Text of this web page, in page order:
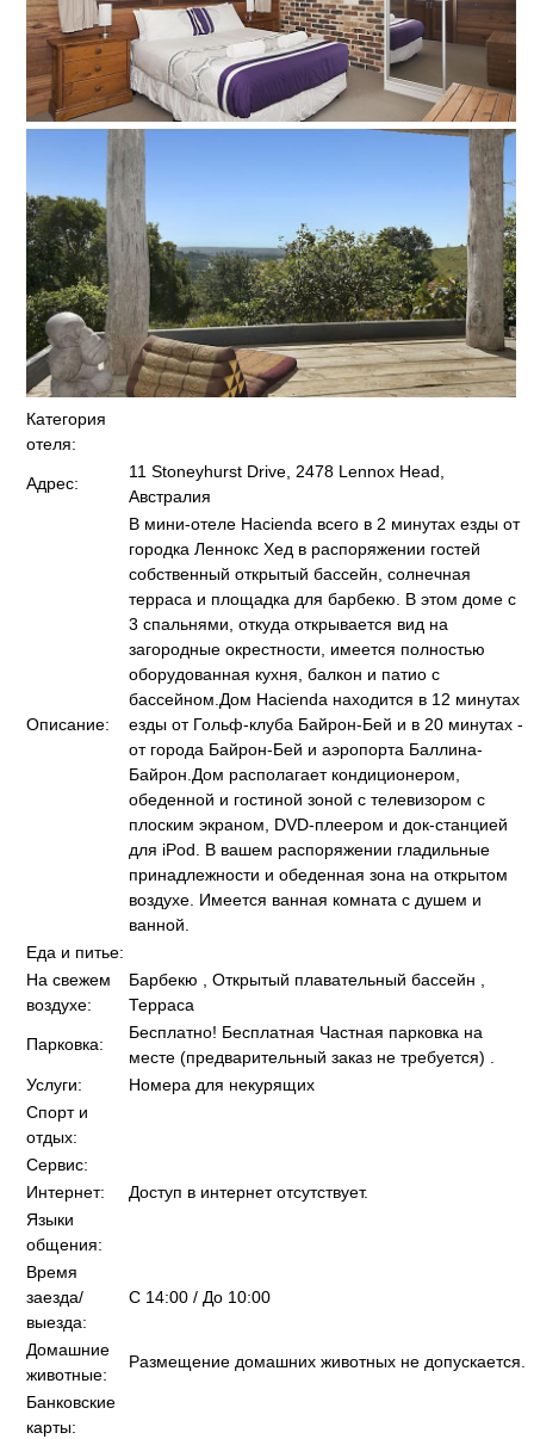
Категория
отеля:
Адрес:
11 Stoneyhurst Drive, 2478 Lennox Head,
Австралия
Описание:
В мини-отеле Hacienda всего в 2 минутах езды от
городка Леннокс Хед в распоряжении гостей
собственный открытый бассейн, солнечная
терраса и площадка для барбекю. В этом доме с
3 спальнями, откуда открывается вид на
загородные окрестности, имеется полностью
оборудованная кухня, балкон и патио с
бассейном.Дом Hacienda находится в 12 минутах
езды от Гольф-клуба Байрон-Бей и в 20 минутах -
от города Байрон-Бей и аэропорта Баллина-
Байрон.Дом располагает кондиционером,
обеденной и гостиной зоной с телевизором с
плоским экраном, DVD-плеером и док-станцией
для iPod. В вашем распоряжении гладильные
принадлежности и обеденная зона на открытом
воздухе. Имеется ванная комната с душем и
ванной.
Еда и питье:
На свежем
воздухе:
Барбекю , Открытый плавательный бассейн ,
Терраса
Парковка:
Бесплатно! Бесплатная Частная парковка на
месте (предварительный заказ не требуется) .
Услуги:
Номера для некурящих
Спорт и
отдых:
Сервис:
Интернет:
Доступ в интернет отсутствует.
Языки
общения:
Время
заезда/
выезда:
C 14:00 / До 10:00
Домашние
животные:
Размещение домашних животных не допускается.
Банковские
карты: